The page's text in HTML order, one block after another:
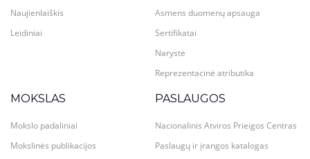
Naujienlaiškis
Leidiniai
Asmens duomenų apsauga
Sertifikatai
Narystė
Reprezentacinė atributika
MOKSLAS
Mokslo padaliniai
Mokslinės publikacijos
PASLAUGOS
Nacionalinis Atviros Prieigos Centras
Paslaugų ir įrangos katalogas